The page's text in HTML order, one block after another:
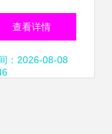
网数据服务 变
挑战与未来展
查看详情
：2026-08-08